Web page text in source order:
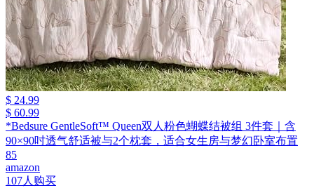
$ 24.99
$ 60.99
*Bedsure GentleSoft™ Queen双人粉色蝴蝶结被组 3件套｜含
90×90吋透气舒适被与2个枕套，适合女生房与梦幻卧室布置
85
amazon
107人购买